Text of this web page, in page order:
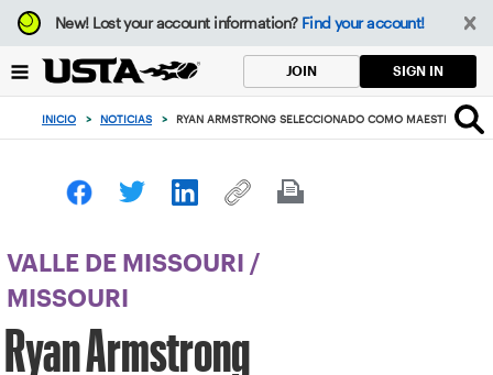
Enfoque
desde
botón
volver
principio
New!Lost your account information? Find your account!
JOIN SIGN IN
INICIO > NOTICIAS > RYAN ARMSTRONG SELECCIONADO COMO MAESTRO DEL
VALLE DE MISSOURI
/
MISSOURI
Ryan Armstrong